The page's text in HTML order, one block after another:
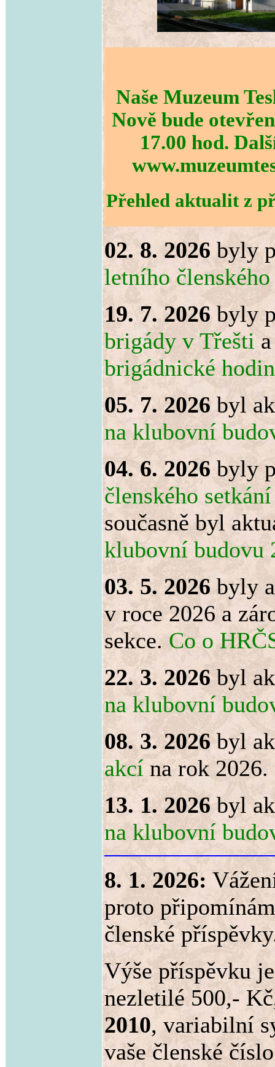
Naše Muzeum
Nově bude
17.00 hod.
Přehled aktualit z
02. 8. 2026 byly
letního
19. 7. 2026byly
brigády v Třešti
brigádnické
05. 7. 2026byl
na klubovní
04. 6. 2026 byly
členského
současně byl
klubovní budovu
03. 5. 2026byly
v roce 2026 a
sekce.Co o
22. 3. 2026byl
na klubovní
08. 3. 2026byl
akcí na rok 2026.
13. 1. 2026byl
na klubovní
8. 1. 2026:
proto
členské
Výše příspěvku
nezletilé 500,-
2010, variabilní
vaše členské